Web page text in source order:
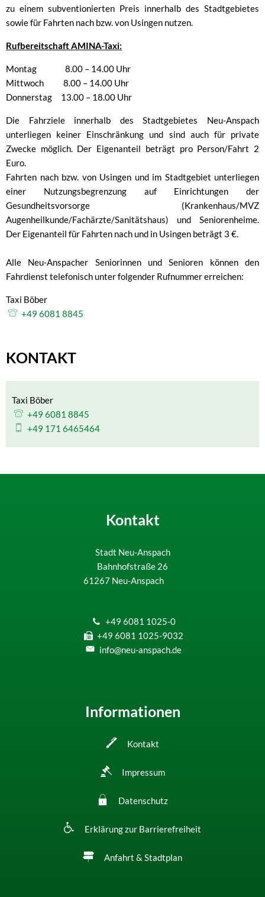
zu einem subventionierten Preis innerhalb des Stadtgebietes
sowie für Fahrten nach bzw. von Usingen nutzen.
Rufbereitschaft AMINA-Taxi:
Montag 8.00 – 14.00 Uhr
Mittwoch 8.00 – 14.00 Uhr
Donnerstag 13.00 – 18.00 Uhr
Die Fahrziele innerhalb des Stadtgebietes Neu-Anspach
unterliegen keiner Einschränkung und sind auch für private
Zwecke möglich. Der Eigenanteil beträgt pro Person/Fahrt 2
Euro.
Fahrten nach bzw. von Usingen und im Stadtgebiet unterliegen
einer Nutzungsbegrenzung auf Einrichtungen der
Gesundheitsvorsorge (Krankenhaus/MVZ
Augenheilkunde/Fachärzte/Sanitätshaus) und Seniorenheime.
Der Eigenanteil für Fahrten nach und in Usingen beträgt 3 €.
Alle Neu-Anspacher Seniorinnen und Senioren können den
Fahrdienst telefonisch unter folgender Rufnummer erreichen:
Taxi Böber
+49 6081 8845
KONTAKT
Taxi Böber
+49 6081 8845
+49 171 6465464
Kontakt
Stadt Neu-Anspach
Bahnhofstraße 26
61267 Neu-Anspach
+49 6081 1025-0
+49 6081 1025-9032
info@neu-anspach.de
Informationen
Kontakt
Impressum
Datenschutz
Erklärung zur Barrierefreiheit
Anfahrt & Stadtplan